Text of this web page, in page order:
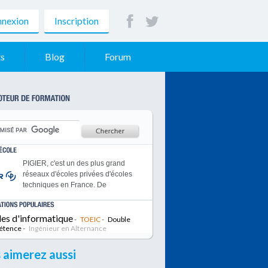
Inscription
Blog Forum
PIGIER, c'est un des plus grand
réseaux d'écoles privées d'écoles
techniques en France. De
disponibles dans toutes les grandes
villes de France.
Epitech est reconnue être l’une des
meilleures écoles pour transformer
une passion pour l’informatique en
une expertise qui débouche sur des
d'informatique- TOEIC- Double
- Ingénieur en Alternance
aimerez aussi